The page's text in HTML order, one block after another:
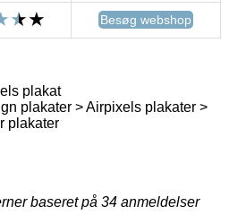
Besøg webshop
plakat
plakater > Airpixels plakater >
plakater
baseret på 34 anmeldelser